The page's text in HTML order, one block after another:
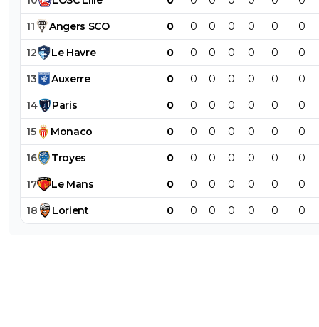
11 Angers SCO 0 0 0 0 0 0 0
12 Le Havre 0 0 0 0 0 0 0
13 Auxerre 0 0 0 0 0 0 0
14 Paris 0 0 0 0 0 0 0
15 Monaco 0 0 0 0 0 0 0
16 Troyes 0 0 0 0 0 0 0
17 Le Mans 0 0 0 0 0 0 0
18 Lorient 0 0 0 0 0 0 0